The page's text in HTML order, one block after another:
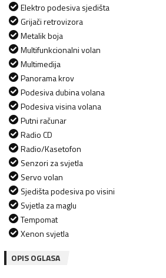
Elektro podesiva sjedišta
Grijači retrovizora
Metalik boja
Multifunkcionalni volan
Multimedija
Panorama krov
Podesiva dubina volana
Podesiva visina volana
Putni računar
Radio CD
Radio/Kasetofon
Senzori za svjetla
Servo volan
Sjedišta podesiva po visini
Svjetla za maglu
Tempomat
Xenon svjetla
OPIS OGLASA